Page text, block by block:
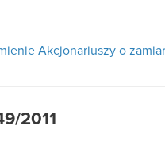
Akcjonariuszy o
2011